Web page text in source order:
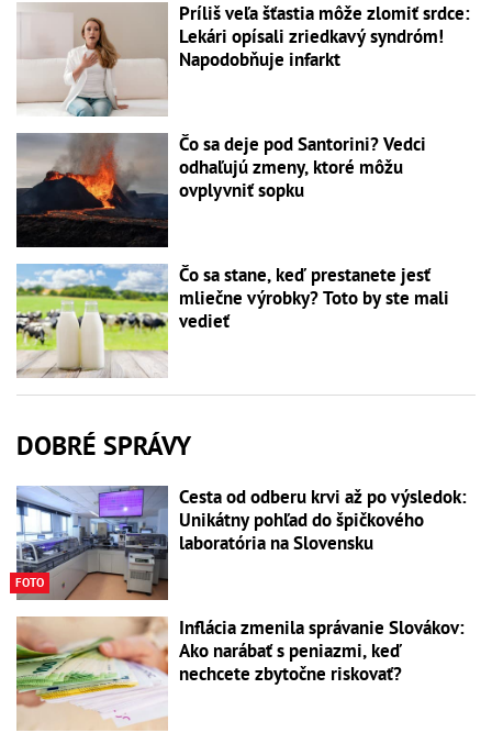
Príliš veľa šťastia môže zlomiť srdce:
Lekári opísali zriedkavý syndróm!
Napodobňuje infarkt
Čo sa deje pod Santorini? Vedci
odhaľujú zmeny, ktoré môžu
ovplyvniť sopku
Čo sa stane, keď prestanete jesť
mliečne výrobky? Toto by ste mali
vedieť
DOBRÉ SPRÁVY
FOTO
Cesta od odberu krvi až po výsledok:
Unikátny pohľad do špičkového
laboratória na Slovensku
Inflácia zmenila správanie Slovákov:
Ako narábať s peniazmi, keď
nechcete zbytočne riskovať?